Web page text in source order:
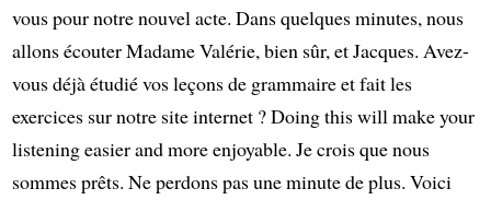
vous pour notre nouvel acte. Dans quelques minutes, nous
allons écouter Madame Valérie, bien sûr, et Jacques. Avez-
vous déjà étudié vos leçons de grammaire et fait les
exercices sur notre site internet ? Doing this will make your
listening easier and more enjoyable. Je crois que nous
sommes prêts. Ne perdons pas une minute de plus. Voici